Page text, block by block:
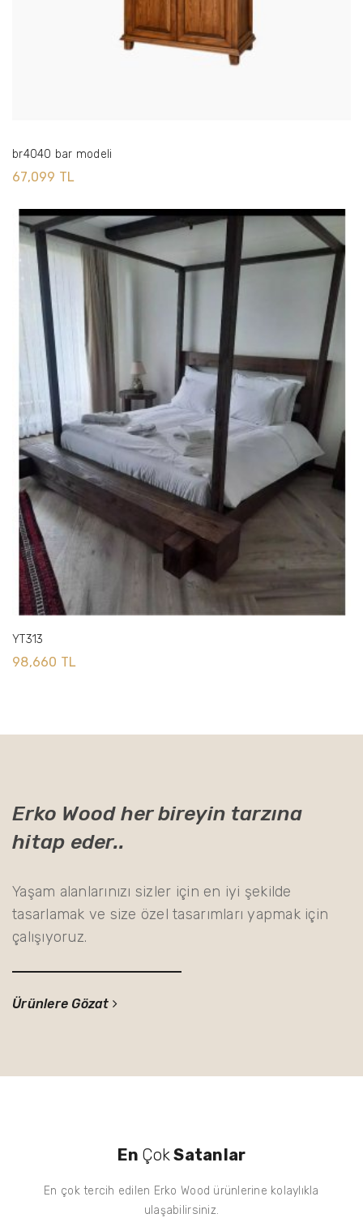
br4040 bar modeli
67,099 TL
YT313
98,660 TL
Erko Wood her bireyin tarzına
hitap eder..
Yaşam alanlarınızı sizler için en iyi şekilde
tasarlamak ve size özel tasarımları yapmak için
çalışıyoruz.
Ürünlere Gözat
En Çok Satanlar
En çok tercih edilen Erko Wood ürünlerine kolaylıkla
ulaşabilirsiniz.